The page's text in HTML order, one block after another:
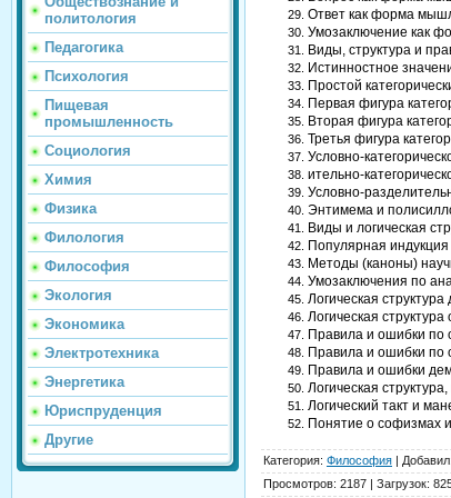
политология
Педагогика
Психология
Пищевая
промышленность
Социология
Химия
Физика
Филология
Философия
Экология
Экономика
Электротехника
Энергетика
Юриспруденция
Другие
Ответ как форма
Умозаключение как
Виды, структура и
Истинностное
Простой
Первая фигура
Вторая фигура
Третья фигура
Условно-
ительно-
Условно-
Энтимема и
Виды и логическая
Популярная
Методы (каноны)
Умозаключения по
Логическая
Логическая
Правила и ошибки по
Правила и ошибки по
Правила и ошибки
Логическая
Логический такт и
Понятие о софизмах и
Категория: Философия | Добавил
Просмотров: 2187 | Загрузок: